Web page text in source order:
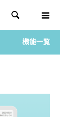

機能一覧